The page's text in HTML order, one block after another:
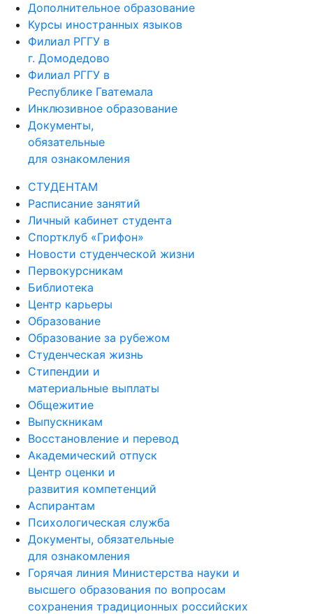
Дополнительное образование
Курсы иностранных языков
Филиал РГГУ в
г. Домодедово
Филиал РГГУ в
Республике Гватемала
Инклюзивное образование
Документы,
обязательные
для ознакомления
СТУДЕНТАМ
Расписание занятий
Личный кабинет студента
Спортклуб «Грифон»
Новости студенческой жизни
Первокурсникам
Библиотека
Центр карьеры
Образование
Образование за рубежом
Студенческая жизнь
Стипендии и
материальные выплаты
Общежитие
Выпускникам
Восстановление и перевод
Академический отпуск
Центр оценки и
развития компетенций
Аспирантам
Психологическая служба
Документы, обязательные
для ознакомления
Горячая линия Министерства науки и
высшего образования по вопросам
сохранения традиционных российских